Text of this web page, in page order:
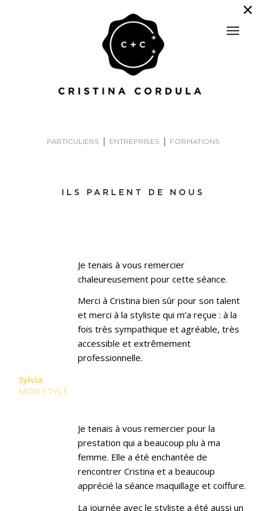
PARTICULIERS | ENTREPRISES | FORMATIONS
ILS PARLENT DE NOUS
Je tenais à vous remercier
chaleureusement pour cette séance.
Merci à Cristina bien sûr pour son talent
et merci à la styliste qui m’a reçue : à la
fois très sympathique et agréable, très
accessible et extrêmement
professionnelle.
Sylvia
MON STYLE
Je tenais à vous remercier pour la
prestation qui a beaucoup plu à ma
femme. Elle a été enchantée de
rencontrer Cristina et a beaucoup
apprécié la séance maquillage et coiffure.
La journée avec le styliste a été aussi un